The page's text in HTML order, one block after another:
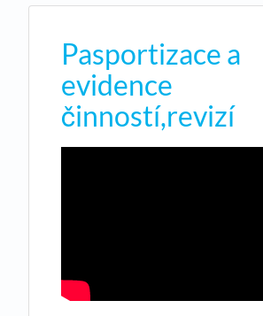
Pasportizace a
evidence
činností,revizí